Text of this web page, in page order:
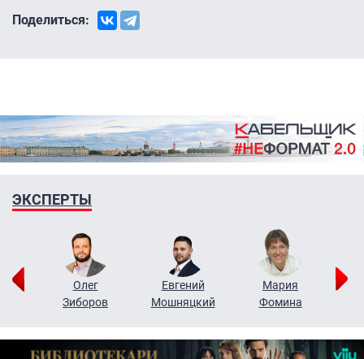
Поделиться:
ЭКСПЕРТЫ
Олег
Зиборов
Евгений
Мошняцкий
Мария
Фомина